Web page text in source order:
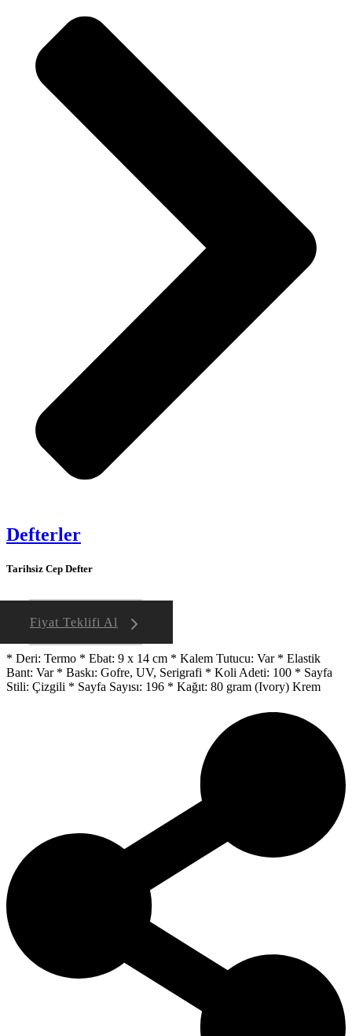
Defterler
Tarihsiz Cep Defter
Fiyat Teklifi Al
* Deri: Termo * Ebat: 9 x 14 cm * Kalem Tutucu: Var * Elastik
Bant: Var * Baskı: Gofre, UV, Serigrafi * Koli Adeti: 100 * Sayfa
Stili: Çizgili * Sayfa Sayısı: 196 * Kağıt: 80 gram (Ivory) Krem